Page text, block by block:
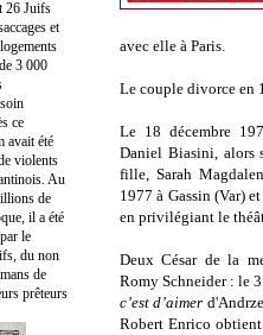
avec elle à Paris.
Le couple divorce en
Le 18 décembre
Daniel Biasini, alors
fille, Sarah
1977 à Gassin (Var)
en privilégiant le
Deux César de la
Romy Schneider : le
c’est d’aimer
Robert Enrico
26 Juifs
et
3 000
ce
avait été
violents
Au
de
il a été
le
du non
de
prêteurs